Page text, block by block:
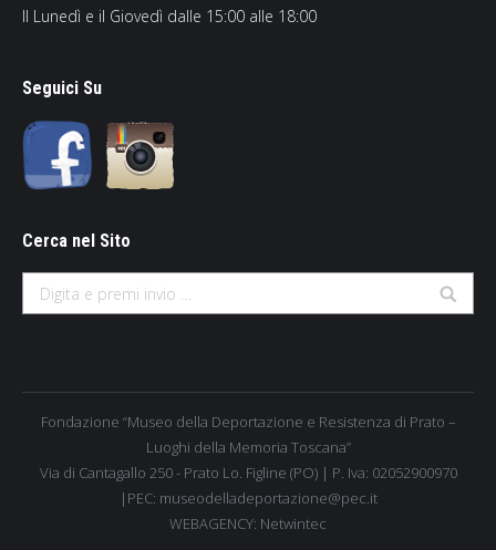
Il Lunedì e il Giovedì dalle 15:00 alle 18:00
Seguici Su
Cerca nel Sito
Search:
Fondazione “Museo della Deportazione e Resistenza di Prato –
Luoghi della Memoria Toscana”
Via di Cantagallo 250 - Prato Lo. Figline (PO) | P. Iva: 02052900970
|PEC: museodelladeportazione@pec.it
WEBAGENCY: Netwintec